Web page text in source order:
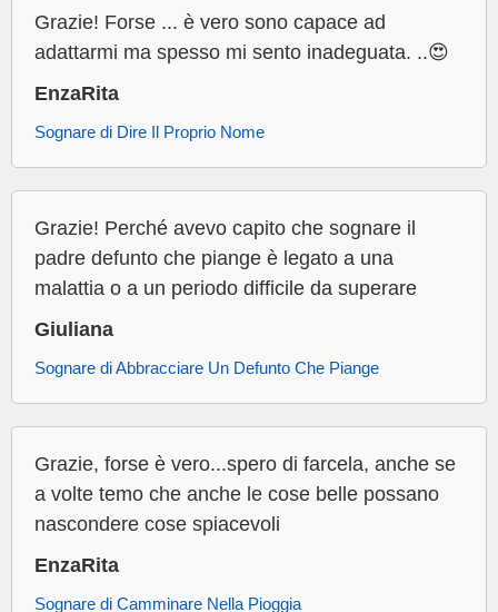
Grazie! Forse ... è vero sono capace ad
adattarmi ma spesso mi sento inadeguata. ..😍
EnzaRita
Sognare di Dire Il Proprio Nome
Grazie! Perché avevo capito che sognare il
padre defunto che piange è legato a una
malattia o a un periodo difficile da superare
Giuliana
Sognare di Abbracciare Un Defunto Che Piange
Grazie, forse è vero...spero di farcela, anche se
a volte temo che anche le cose belle possano
nascondere cose spiacevoli
EnzaRita
Sognare di Camminare Nella Pioggia